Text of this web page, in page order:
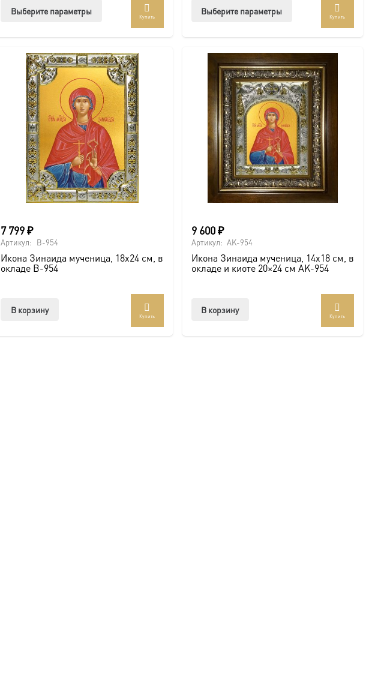
Выберите параметры
вариаций.
Опции
можно
выбрать
на
странице
товара.
Купить
Выберите параметры
вариаций.
Опции
можно
выбрать
на
странице
товара.
Купить
7 799₽
Артикул: B-954
Икона Зинаида мученица, 18х24 см, в
окладе B-954
В корзину
Купить
9 600₽
Артикул: AK-954
Икона Зинаида мученица, 14х18 см, в
окладе и киоте 20×24 см AK-954
В корзину
Купить